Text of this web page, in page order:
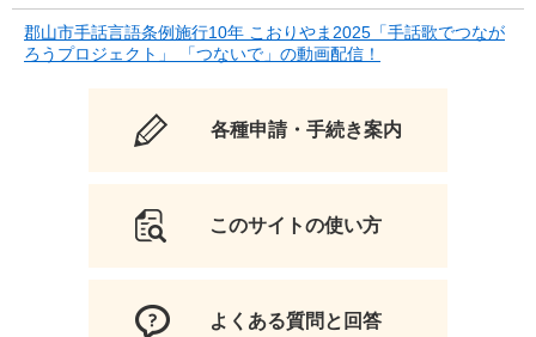
郡山市手話言語条例施行10年 こおりやま2025「手話歌でつなが
ろうプロジェクト」 「つないで」の動画配信！
各種申請・手続き案内
このサイトの使い方
よくある質問と回答